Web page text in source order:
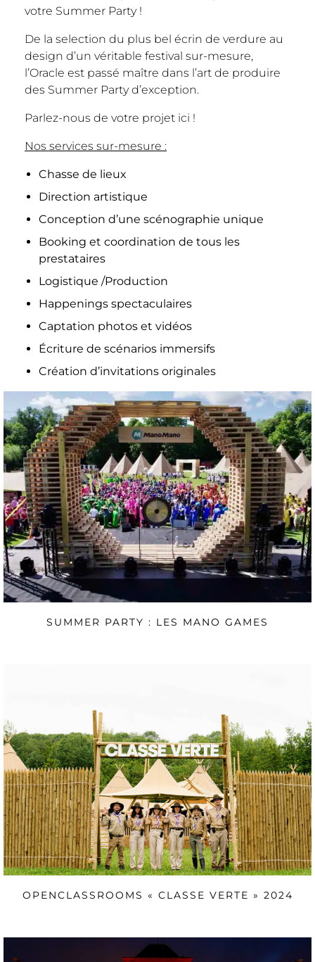
votre Summer Party !
De la selection du plus bel écrin de verdure au
design d’un véritable festival sur-mesure,
l’Oracle est passé maître dans l’art de produire
des Summer Party d’exception.
Parlez-nous de votre projet ici !
Nos services sur-mesure :
Chasse de lieux
Direction artistique
Conception d’une scénographie unique
Booking et coordination de tous les
prestataires
Logistique /Production
Happenings spectaculaires
Captation photos et vidéos
Écriture de scénarios immersifs
Création d’invitations originales
SUMMER PARTY : LES MANO GAMES
OPENCLASSROOMS « CLASSE VERTE » 2024